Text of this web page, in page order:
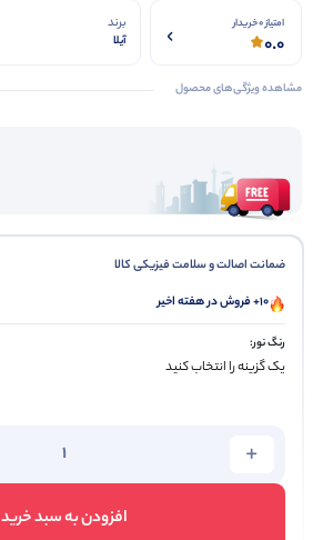
امتیاز 0 خریدار
0.0
برند
آیلا
مشاهده ویژگی‌های محصول
ضمانت اصالت و سلامت فیزیکی کالا
10+ فروش در هفته اخیر
رنگ نور:
افزودن به سبد خرید